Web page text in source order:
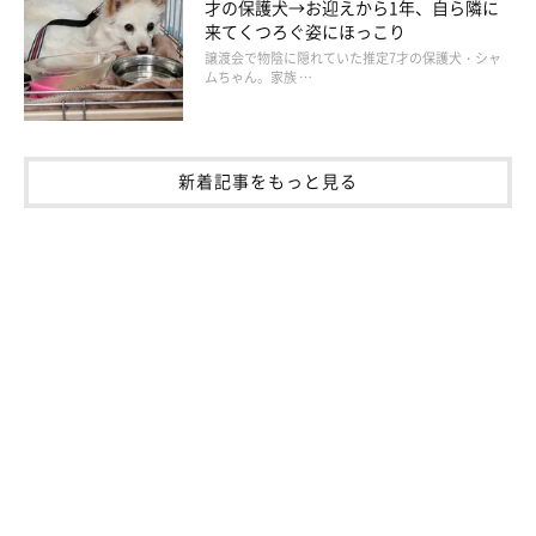
才の保護犬→お迎えから1年、自ら隣に
来てくつろぐ姿にほっこり
譲渡会で物陰に隠れていた推定7才の保護犬・シャ
ムちゃん。家族 …
新着記事をもっと見る